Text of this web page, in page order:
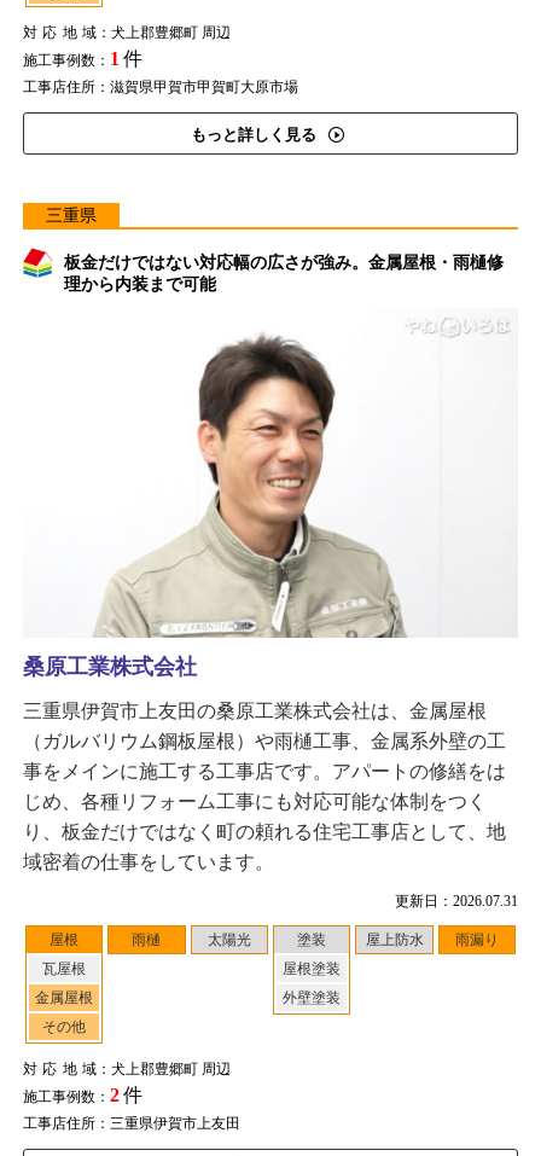
対応地域：犬上郡豊郷町 周辺
施工事例数： 1 件
工事店住所：滋賀県甲賀市甲賀町大原市場
もっと詳しく見る
三重県
板金だけではない対応幅の広さが強み。金属屋根・雨樋修
理から内装まで可能
更新日：2026.07.31
屋根
瓦屋根
金属屋根
その他
雨樋 太陽光
塗装
屋根塗装
外壁塗装
屋上防水 雨漏り
対応地域：犬上郡豊郷町 周辺
施工事例数： 2件
工事店住所：三重県伊賀市上友田
桑原工業株式会社
三重県伊賀市上友田の桑原工業株式会社は、金属屋根
（ガルバリウム鋼板屋根）や雨樋工事、金属系外壁の工
事をメインに施工する工事店です。アパートの修繕をは
じめ、各種リフォーム工事にも対応可能な体制をつく
り、板金だけではなく町の頼れる住宅工事店として、地
域密着の仕事をしています。